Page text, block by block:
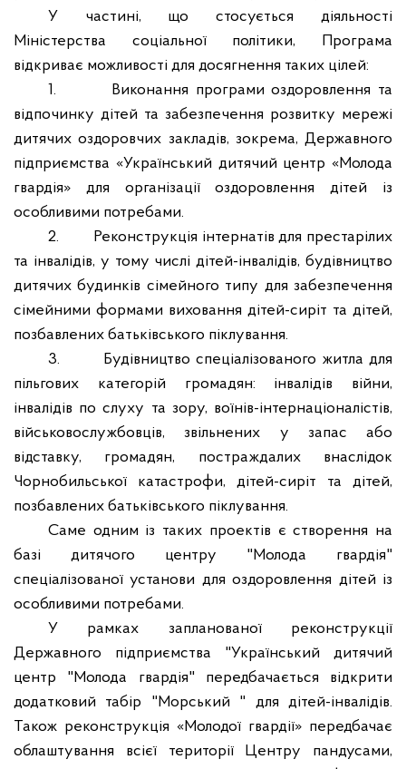
У частині, що стосується діяльності
Міністерства соціальної політики, Програма
відкриває можливості для досягнення таких цілей:
1.
Виконання програми оздоровлення та
відпочинку дітей та забезпечення розвитку мережі
дитячих оздоровчих закладів, зокрема, Державного
підприємства «Український дитячий центр «Молода
гвардія» для організації оздоровлення дітей із
особливими потребами.
2.
Реконструкція інтернатів для престарілих
та інвалідів, у тому числі дітей-інвалідів, будівництво
дитячих будинків сімейного типу для забезпечення
сімейними формами виховання дітей-сиріт та дітей,
позбавлених батьківського піклування.
3.
Будівництво спеціалізованого житла для
пільгових категорій громадян: інвалідів війни,
інвалідів по слуху та зору, воїнів-інтернаціоналістів,
військовослужбовців, звільнених у запас або
відставку, громадян, постраждалих внаслідок
Чорнобильської катастрофи, дітей-сиріт та дітей,
позбавлених батьківського піклування.
Саме одним із таких проектів є створення на
базі дитячого центру "Молода гвардія"
спеціалізованої установи для оздоровлення дітей із
особливими потребами.
У рамках запланованої реконструкції
Державного підприємства "Український дитячий
центр "Молода гвардія" передбачається відкрити
додатковий табір "Морський " для дітей-інвалідів.
Також реконструкція «Молодої гвардії» передбачає
облаштування всієї території Центру пандусами,